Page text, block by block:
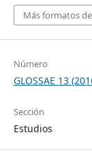
Más formatos
Número
GLOSSAE 13
Sección
Estudios